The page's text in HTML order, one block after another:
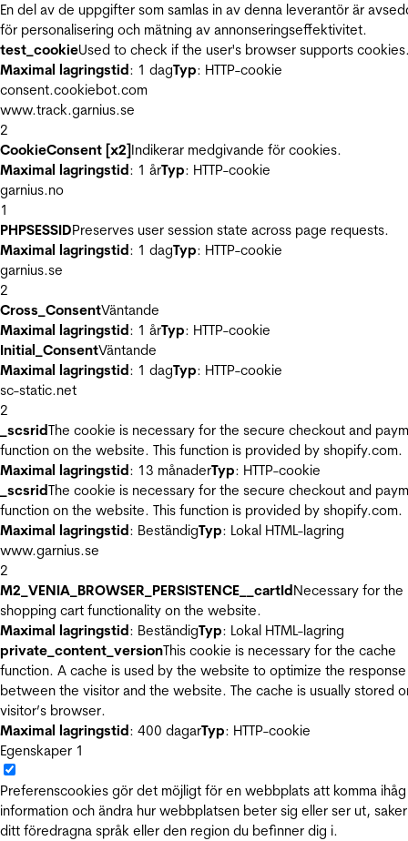
En del av de uppgifter som samlas in av denna leverantör är
för personalisering och mätning av annonseringseffektivitet.
test_cookieUsed to check if the user's browser supports
Maximal lagringstid: 1 dagTyp: HTTP-cookie
consent.cookiebot.com
www.track.garnius.se
2
CookieConsent [x2]Indikerar medgivande för cookies.
Maximal lagringstid: 1 årTyp: HTTP-cookie
garnius.no
1
PHPSESSIDPreserves user session state across page requests.
Maximal lagringstid: 1 dagTyp: HTTP-cookie
garnius.se
2
Cross_ConsentVäntande
Maximal lagringstid: 1 årTyp: HTTP-cookie
Initial_ConsentVäntande
Maximal lagringstid: 1 dagTyp: HTTP-cookie
sc-static.net
2
_scsridThe cookie is necessary for the secure checkout and
function on the website. This function is provided by shopify.com.
Maximal lagringstid: 13 månaderTyp: HTTP-cookie
_scsridThe cookie is necessary for the secure checkout and
function on the website. This function is provided by shopify.com.
Maximal lagringstid: BeständigTyp: Lokal HTML-lagring
www.garnius.se
2
M2_VENIA_BROWSER_PERSISTENCE__cartIdNecessary for the
shopping cart functionality on the website.
Maximal lagringstid: BeständigTyp: Lokal HTML-lagring
private_content_versionThis cookie is necessary for the cache
function. A cache is used by the website to optimize the
between the visitor and the website. The cache is usually stored
visitor’s browser.
Maximal lagringstid: 400 dagarTyp: HTTP-cookie
Egenskaper 1
Preferenscookies gör det möjligt för en webbplats att komma ihåg
information och ändra hur webbplatsen beter sig eller ser ut,
ditt föredragna språk eller den region du befinner dig i.